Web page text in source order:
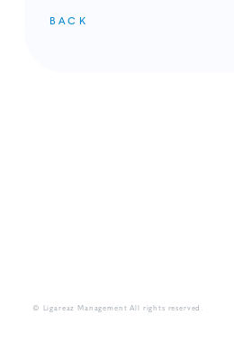
BACK
© Ligareaz Management All rights reserved.